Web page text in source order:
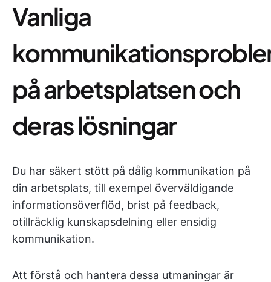
Vanliga
på arbetsplatsen och
deras lösningar
Du har säkert stött på dålig kommunikation på
din arbetsplats, till exempel överväldigande
informationsöverflöd, brist på feedback,
otillräcklig kunskapsdelning eller ensidig
kommunikation.
Att förstå och hantera dessa utmaningar är